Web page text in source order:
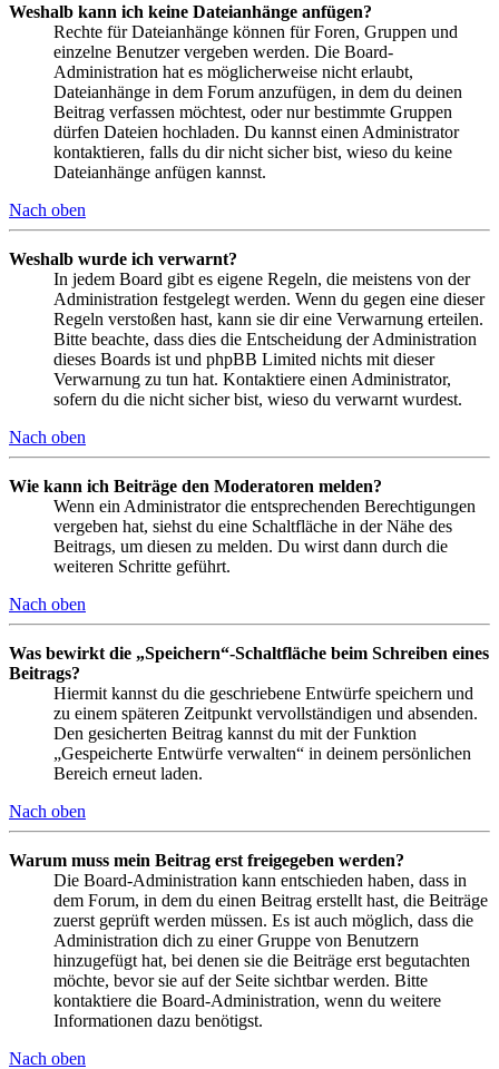
Weshalb kann ich keine Dateianhänge anfügen?
Rechte für Dateianhänge können für Foren, Gruppen und
einzelne Benutzer vergeben werden. Die Board-
Administration hat es möglicherweise nicht erlaubt,
Dateianhänge in dem Forum anzufügen, in dem du deinen
Beitrag verfassen möchtest, oder nur bestimmte Gruppen
dürfen Dateien hochladen. Du kannst einen Administrator
kontaktieren, falls du dir nicht sicher bist, wieso du keine
Dateianhänge anfügen kannst.
Nach oben
Weshalb wurde ich verwarnt?
In jedem Board gibt es eigene Regeln, die meistens von der
Administration festgelegt werden. Wenn du gegen eine dieser
Regeln verstoßen hast, kann sie dir eine Verwarnung erteilen.
Bitte beachte, dass dies die Entscheidung der Administration
dieses Boards ist und phpBB Limited nichts mit dieser
Verwarnung zu tun hat. Kontaktiere einen Administrator,
sofern du die nicht sicher bist, wieso du verwarnt wurdest.
Nach oben
Wie kann ich Beiträge den Moderatoren melden?
Wenn ein Administrator die entsprechenden Berechtigungen
vergeben hat, siehst du eine Schaltfläche in der Nähe des
Beitrags, um diesen zu melden. Du wirst dann durch die
weiteren Schritte geführt.
Nach oben
Was bewirkt die „Speichern“-Schaltfläche beim Schreiben eines
Beitrags?
Hiermit kannst du die geschriebene Entwürfe speichern und
zu einem späteren Zeitpunkt vervollständigen und absenden.
Den gesicherten Beitrag kannst du mit der Funktion
„Gespeicherte Entwürfe verwalten“ in deinem persönlichen
Bereich erneut laden.
Nach oben
Warum muss mein Beitrag erst freigegeben werden?
Die Board-Administration kann entschieden haben, dass in
dem Forum, in dem du einen Beitrag erstellt hast, die Beiträge
zuerst geprüft werden müssen. Es ist auch möglich, dass die
Administration dich zu einer Gruppe von Benutzern
hinzugefügt hat, bei denen sie die Beiträge erst begutachten
möchte, bevor sie auf der Seite sichtbar werden. Bitte
kontaktiere die Board-Administration, wenn du weitere
Informationen dazu benötigst.
Nach oben